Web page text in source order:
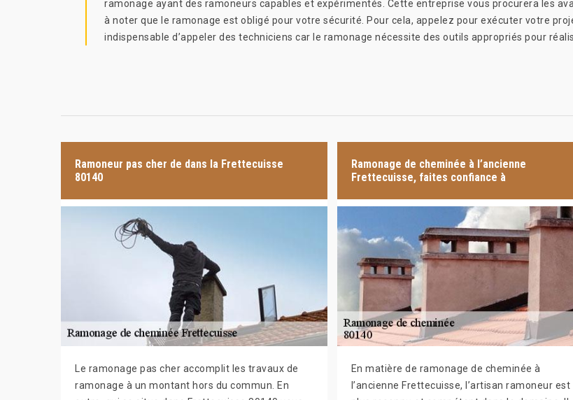
ramonage ayant des ramoneurs capables et expérimentés. Cette entreprise vous procurera les
à noter que le ramonage est obligé pour votre sécurité. Pour cela, appelez pour exécuter votre
indispensable d’appeler des techniciens car le ramonage nécessite des outils appropriés pour
Ramoneur pas cher de dans la Frettecuisse
80140
Le ramonage pas cher accomplit les travaux de
ramonage à un montant hors du commun. En
Ramonage de cheminée à l’ancienne
Frettecuisse, faites confiance à
En matière de ramonage de cheminée à
l’ancienne Frettecuisse, l’artisan ramoneur est